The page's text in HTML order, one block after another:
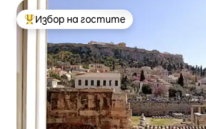
Най-популярен избор на гостите
Избор на гостите